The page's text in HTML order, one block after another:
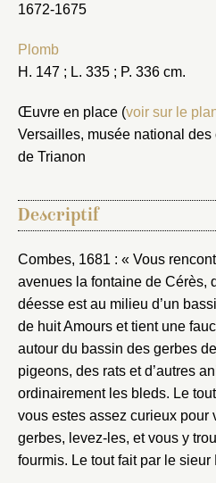
1672-1675
Plomb
H. 147 ; L. 335 ; P. 336 cm.
Œuvre en place (voir sur le
Versailles, musée national
de Trianon
Descriptif
Combes, 1681 : « Vous
avenues la fontaine de Cérès,
déesse est au milieu d’un
de huit Amours et tient une
autour du bassin des gerbes
pigeons, des rats et d’autres
ordinairement les bleds. Le
vous estes assez curieux pour
gerbes, levez-les, et vous y
fourmis. Le tout fait par le sieur